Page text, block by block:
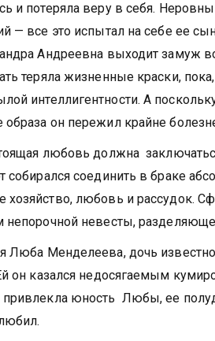
и потеряла веру в себя.
— все это испытал на себе ее
Андреевна выходит замуж
теряла жизненные краски,
интеллигентности. А
образа он пережил крайне
любовь должна
собирался соединить в браке
любовь и рассудок.
непорочной невесты,
Люба Менделеева, дочь
он казался недосягаемым
юность Любы, ее